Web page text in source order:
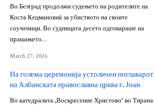
Во Белград продолжи судењето на родителите на
Коста Кецмановиќ за убиството на своите
соученици. Во судницата десето одговараше на
прашањето…
March 27, 2026
На голема церемонија устоличен поглаварот
на Албанската православна црква г. Јоан
Во катедралата „Воскресение Христово“ во Тирана